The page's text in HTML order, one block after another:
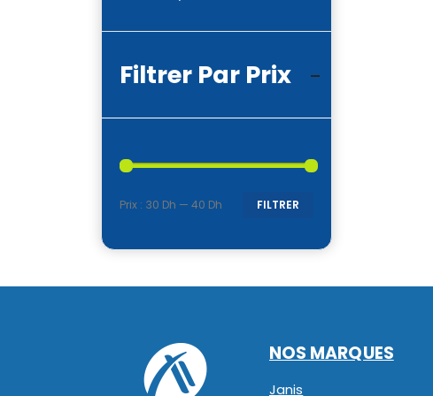
Filtrer Par Prix
FILTRER
Prix : 30 Dh — 40 Dh
NOS MARQUES
Janis